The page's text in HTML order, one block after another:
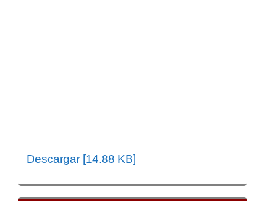
Descargar [14.88 KB]